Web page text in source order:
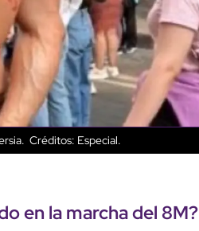
Créditos: Especial.
en la marcha del 8M?